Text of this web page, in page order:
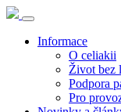
Informace
O celiakii
Život bez
Podpora
Pro